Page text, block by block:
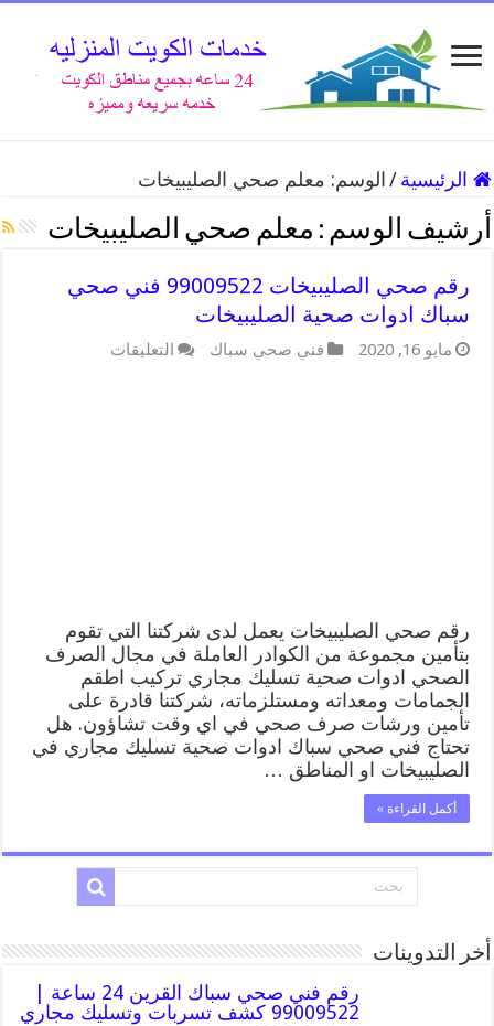
الرئيسية / الوسم: معلم صحي الصليبيخات
أرشيف الوسم : معلم صحي الصليبيخات
رقم صحي الصليبيخات 99009522 فني صحي
سباك ادوات صحية الصليبيخات
مايو 16, 2020 فني صحي سباك التعليقات
رقم صحي الصليبيخات يعمل لدى شركتنا التي تقوم
بتأمين مجموعة من الكوادر العاملة في مجال الصرف
الصحي ادوات صحية تسليك مجاري تركيب اطقم
الجمامات ومعداته ومستلزماته، شركتنا قادرة على
تأمين ورشات صرف صحي في اي وقت تشاؤون. هل
تحتاج فني صحي سباك ادوات صحية تسليك مجاري في
الصليبيخات او المناطق …
أكمل القراءة »
أخر التدوينات
رقم فني صحي سباك القرين 24 ساعة |
99009522 كشف تسربات وتسليك مجاري